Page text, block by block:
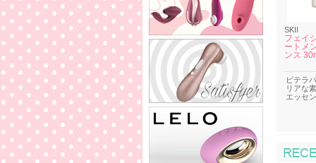
SKII
フェイ
ートメ
ンス
ピテラ
リアな
エッセ